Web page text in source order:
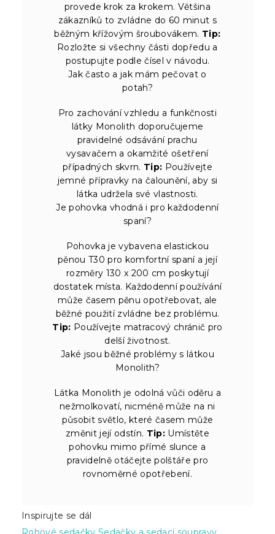
provede krok za krokem. Většina
zákazníků to zvládne do 60 minut s
běžným křížovým šroubovákem. Tip:
Rozložte si všechny části dopředu a
postupujte podle čísel v návodu.
Jak často a jak mám pečovat o
potah?
Pro zachování vzhledu a funkčnosti
látky Monolith doporučujeme
pravidelné odsávání prachu
vysavačem a okamžité ošetření
případných skvrn. Tip: Používejte
jemné přípravky na čalounění, aby si
látka udržela své vlastnosti.
Je pohovka vhodná i pro každodenní
spaní?
Pohovka je vybavena elastickou
pěnou T30 pro komfortní spaní a její
rozměry 130 x 200 cm poskytují
dostatek místa. Každodenní používání
může časem pěnu opotřebovat, ale
běžné použití zvládne bez problému.
Tip: Používejte matracový chránič pro
delší životnost.
Jaké jsou běžné problémy s látkou
Monolith?
Látka Monolith je odolná vůči oděru a
nežmolkovatí, nicméně může na ni
působit světlo, které časem může
změnit její odstín. Tip: Umístěte
pohovku mimo přímé slunce a
pravidelně otáčejte polštáře pro
rovnoměrné opotřebení.
Inspirujte se dál